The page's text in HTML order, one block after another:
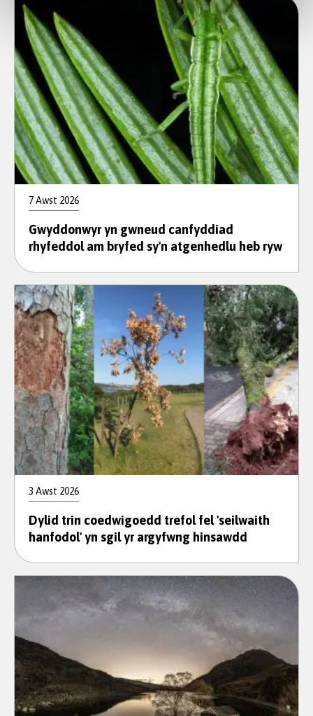
7 Awst 2026
Gwyddonwyr yn gwneud canfyddiad
rhyfeddol am bryfed sy'n atgenhedlu heb ryw
3 Awst 2026
Dylid trin coedwigoedd trefol fel 'seilwaith
hanfodol' yn sgil yr argyfwng hinsawdd